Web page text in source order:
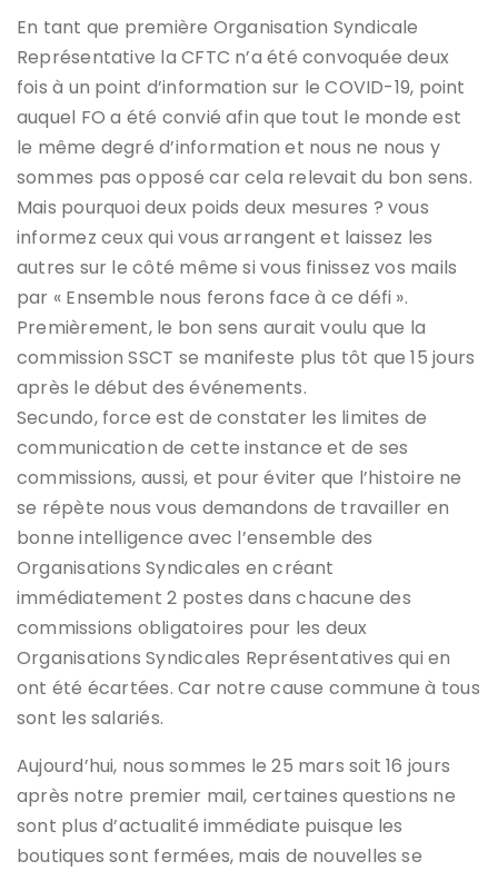
En tant que première Organisation Syndicale
Représentative la CFTC n’a été convoquée deux
fois à un point d’information sur le COVID-19, point
auquel FO a été convié afin que tout le monde est
le même degré d’information et nous ne nous y
sommes pas opposé car cela relevait du bon sens.
Mais pourquoi deux poids deux mesures ? vous
informez ceux qui vous arrangent et laissez les
autres sur le côté même si vous finissez vos mails
par « Ensemble nous ferons face à ce défi ».
Premièrement, le bon sens aurait voulu que la
commission SSCT se manifeste plus tôt que 15 jours
après le début des événements.
Secundo, force est de constater les limites de
communication de cette instance et de ses
commissions, aussi, et pour éviter que l’histoire ne
se répète nous vous demandons de travailler en
bonne intelligence avec l’ensemble des
Organisations Syndicales en créant
immédiatement 2 postes dans chacune des
commissions obligatoires pour les deux
Organisations Syndicales Représentatives qui en
ont été écartées. Car notre cause commune à tous
sont les salariés.
Aujourd’hui, nous sommes le 25 mars soit 16 jours
après notre premier mail, certaines questions ne
sont plus d’actualité immédiate puisque les
boutiques sont fermées, mais de nouvelles se